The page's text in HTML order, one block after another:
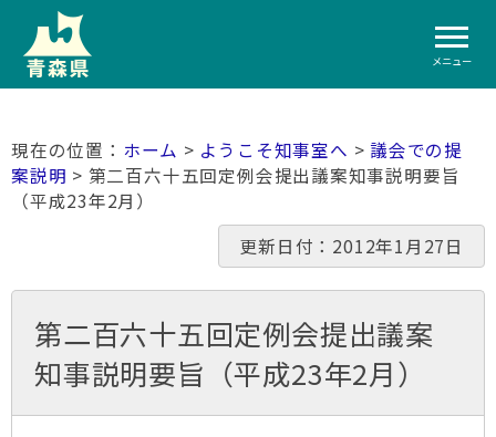
メニュー
ホーム > ようこそ知事室へ > 議会での提
案説明 > 第二百六十五回定例会提出議案知事説明要旨
（平成23年2月）
更新日付：2012年1月27日
第二百六十五回定例会提出議案
知事説明要旨（平成23年2月）